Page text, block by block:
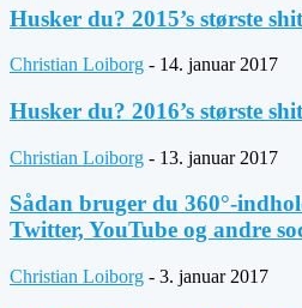
Husker du? 2015’s største
Christian Loiborg - 14. januar 2017
Husker du? 2016’s største
Christian Loiborg - 13. januar 2017
Sådan bruger du 360°-
Twitter, YouTube og andre
Christian Loiborg - 3. januar 2017